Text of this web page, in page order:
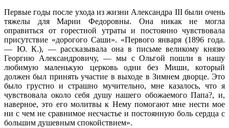
Первые годы после ухода из жизни Александра III были очень
тяжелы для Марии Федоровны. Она никак не могла
оправиться от горестной утраты и постоянно чувствовала
присутствие «дорогого Саши». «Первого января (1896 года.
— Ю. К.), — рассказывала она в письме великому князю
Георгию Александровичу, — мы с Ольгой пошли в нашу
любимую маленькую церковь одни без Миши, который
должен был принять участие в выходе в Зимнем дворце. Это
было грустно и страшно мучительно, мне казалось, что я
чувствовала около себя душу нашего обожаемого Папа?, и,
наверное, это его молитвы к Нему помогают мне нести мое
ни с чем не сравнимое несчастье и постоянную боль сердца с
большим душевным спокойствием».